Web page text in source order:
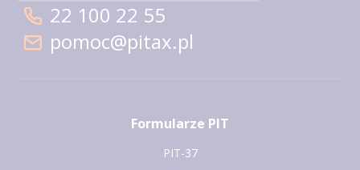
22 100 22 55
pomoc@pitax.pl
Formularze PIT
PIT-37